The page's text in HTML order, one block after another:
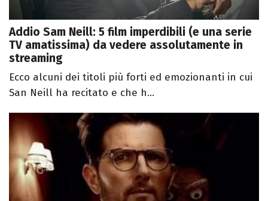
Addio Sam Neill: 5 film imperdibili (e una serie
TV amatissima) da vedere assolutamente in
streaming
Ecco alcuni dei titoli più forti ed emozionanti in cui
San Neill ha recitato e che h...